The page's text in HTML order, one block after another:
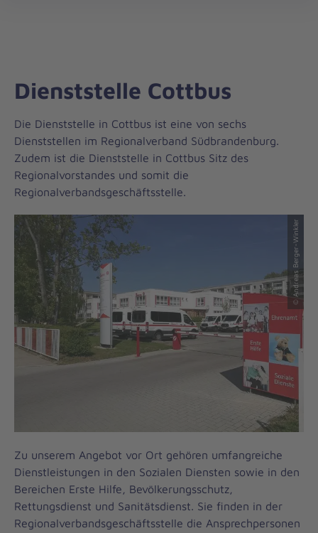
Dienststelle Cottbus
Die Dienststelle in Cottbus ist eine von sechs
Dienststellen im Regionalverband Südbrandenburg.
Zudem ist die Dienststelle in Cottbus Sitz des
Regionalvorstandes und somit die
Regionalverbandsgeschäftsstelle.
© Andreas Berger-Winkler
Zu unserem Angebot vor Ort gehören umfangreiche
Dienstleistungen in den Sozialen Diensten sowie in den
Bereichen Erste Hilfe, Bevölkerungsschutz,
Rettungsdienst und Sanitätsdienst. Sie finden in der
Regionalverbandsgeschäftsstelle die Ansprechpersonen